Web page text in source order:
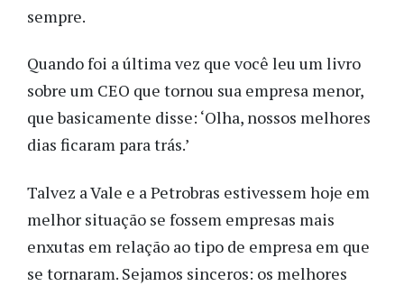
sempre.
Quando foi a última vez que você leu um livro
sobre um CEO que tornou sua empresa menor,
que basicamente disse: ‘Olha, nossos melhores
dias ficaram para trás.’
Talvez a Vale e a Petrobras estivessem hoje em
melhor situação se fossem empresas mais
enxutas em relação ao tipo de empresa em que
se tornaram. Sejamos sinceros: os melhores